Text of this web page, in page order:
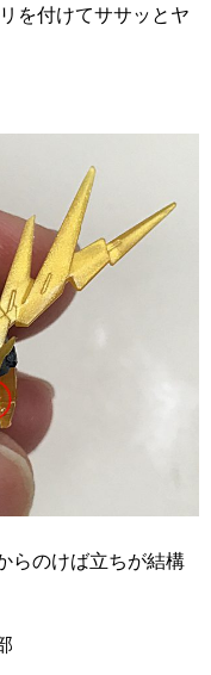
を付けてササッとヤ
らのけば立ちが結構